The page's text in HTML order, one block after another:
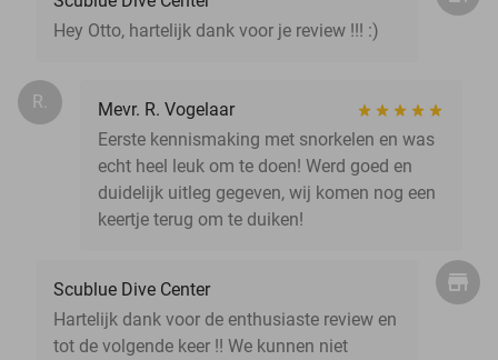
Hey Otto, hartelijk dank voor je review !!! :)
R.
Mevr. R. Vogelaar
Eerste kennismaking met snorkelen en was
echt heel leuk om te doen! Werd goed en
duidelijk uitleg gegeven, wij komen nog een
keertje terug om te duiken!
Scublue Dive Center
Hartelijk dank voor de enthusiaste review en
tot de volgende keer !! We kunnen niet